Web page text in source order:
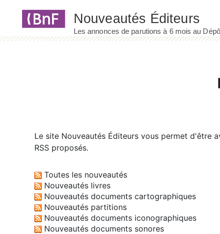
Le site Nouveautés Éditeurs vous permet d'être
RSS proposés.
Toutes les nouveautés
Nouveautés livres
Nouveautés documents cartographiques
Nouveautés partitions
Nouveautés documents iconographiques
Nouveautés documents sonores